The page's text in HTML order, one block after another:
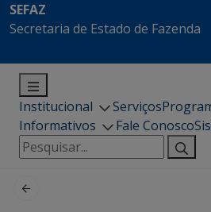
SEFAZ
Secretaria de Estado de Fazenda
Institucional Serviços
Informativos
Fale Conosco
Pesquisar
por: